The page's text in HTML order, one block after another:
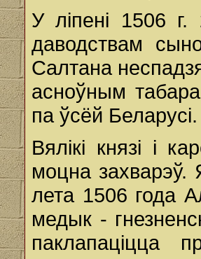
У ліпені 1506
даводствам
Салтана
асноўным
па ўсёй Беларусі.
Вялікі князі і
моцна
лета 1506 года
медык -
паклапаціцца